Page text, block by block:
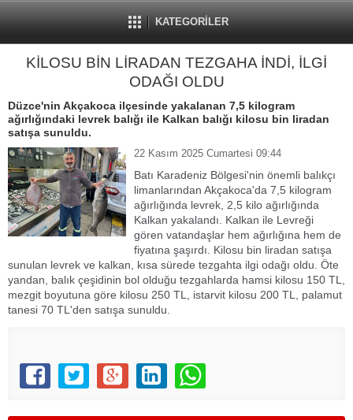
KATEGORİLER
KİLOSU BİN LİRADAN TEZGAHA İNDİ, İLGİ
ODAĞI OLDU
Düzce'nin Akçakoca ilçesinde yakalanan 7,5 kilogram
ağırlığındaki levrek balığı ile Kalkan balığı kilosu bin liradan
satışa sunuldu.
22 Kasım 2025 Cumartesi 09:44
Batı Karadeniz Bölgesi'nin önemli balıkçı
limanlarından Akçakoca'da 7,5 kilogram
ağırlığında levrek, 2,5 kilo ağırlığında
Kalkan yakalandı. Kalkan ile Levreği
gören vatandaşlar hem ağırlığına hem de
fiyatına şaşırdı. Kilosu bin liradan satışa
sunulan levrek ve kalkan, kısa sürede tezgahta ilgi odağı oldu. Öte
yandan, balık çeşidinin bol olduğu tezgahlarda hamsi kilosu 150 TL,
mezgit boyutuna göre kilosu 250 TL, istarvit kilosu 200 TL, palamut
tanesi 70 TL'den satışa sunuldu.